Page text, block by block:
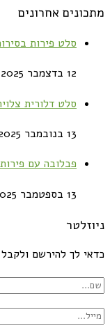
מתכונים אחרונים
סלט פירות
12 בדצמבר 2025
סלט דלורית
13 בנובמבר 2025
פבלובה עם
13 בספטמבר 2025
ניוזלטר
כדאי לך להירשם